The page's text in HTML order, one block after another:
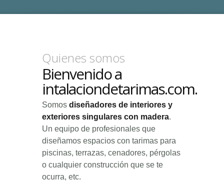
Quienes somos
Bienvenido a
intalaciondetarimas.com.
Somos diseñadores de interiores y
exteriores singulares con madera.
Un equipo de profesionales que
diseñamos espacios con tarimas para
piscinas, terrazas, cenadores, pérgolas
o cualquier construcción que se te
ocurra, etc.